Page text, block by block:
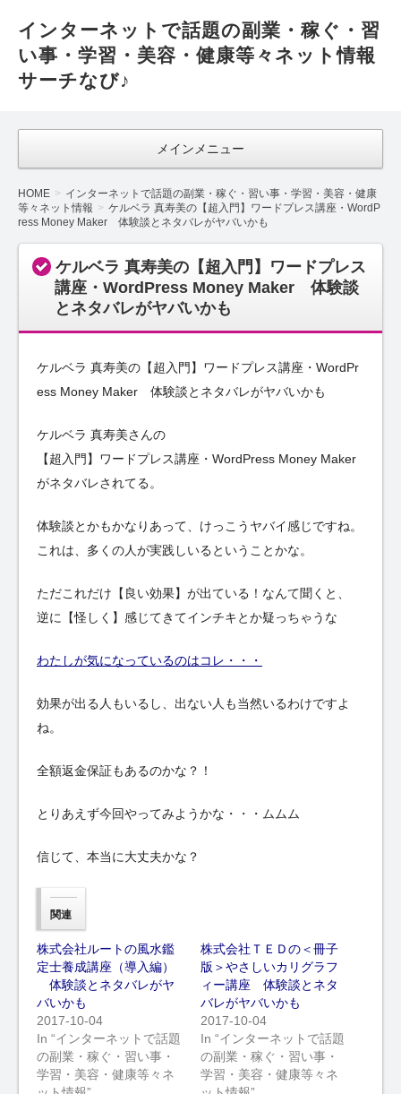
インターネットで話題の副業・稼ぐ・習
い事・学習・美容・健康等々ネット情報
サーチなび♪
メインメニュー
HOME
インターネットで話題の副業・稼ぐ・習い事・学習・美容・健康
等々ネット情報
ケルベラ 真寿美の【超入門】ワードプレス講座・WordP
ress Money Maker 体験談とネタバレがヤバいかも
ケルベラ 真寿美の【超入門】ワードプレス
講座・WordPress Money Maker 体験談
とネタバレがヤバいかも
ケルベラ 真寿美の【超入門】ワードプレス講座・WordPr
ess Money Maker 体験談とネタバレがヤバいかも
ケルベラ 真寿美さんの
【超入門】ワードプレス講座・WordPress Money Maker
がネタバレされてる。
体験談とかもかなりあって、けっこうヤバイ感じですね。
これは、多くの人が実践しいるということかな。
ただこれだけ【良い効果】が出ている！なんて聞くと、
逆に【怪しく】感じてきてインチキとか疑っちゃうな
わたしが気になっているのはコレ・・・
効果が出る人もいるし、出ない人も当然いるわけですよ
ね。
全額返金保証もあるのかな？！
とりあえず今回やってみようかな・・・ムムム
信じて、本当に大丈夫かな？
関連
株式会社ルートの風水鑑
定士養成講座（導入編）
体験談とネタバレがヤ
バいかも
2017-10-04
In “インターネットで話題
の副業・稼ぐ・習い事・
学習・美容・健康等々ネ
株式会社ＴＥＤの＜冊子
版＞やさしいカリグラフ
ィー講座 体験談とネタ
バレがヤバいかも
2017-10-04
In “インターネットで話題
の副業・稼ぐ・習い事・
学習・美容・健康等々ネ